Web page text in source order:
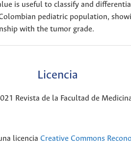
is useful to classify and
pediatric population,
with the tumor grade.
Licencia
Revista de la Facultad de
licencia Creative Commons